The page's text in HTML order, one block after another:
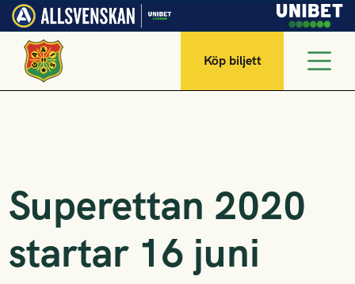
Köp biljett
Superettan 2020
startar 16 juni